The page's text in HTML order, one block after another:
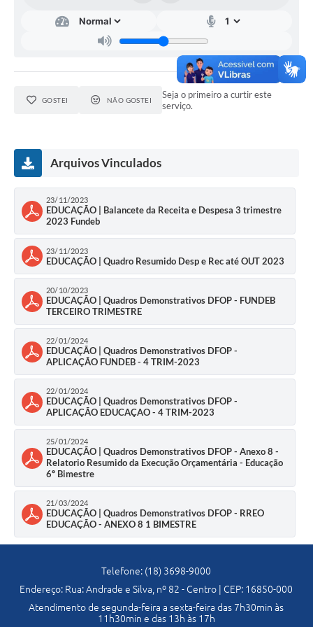
Carta de Serviços
Legislação
Pesquisa de Satisfação
Contratos
Previdência
Previdência Complementar
Audiência Pública
Cultura
Meio Ambiente
Turismo
GOSTEI NÃO GOSTEI
Seja o primeiro a curtir este
serviço.
Arquivos Vinculados
23/11/2023
EDUCAÇÃO | Balancete da Receita e Despesa 3 trimestre
2023 Fundeb
23/11/2023
EDUCAÇÃO | Quadro Resumido Desp e Rec até OUT 2023
20/10/2023
EDUCAÇÃO | Quadros Demonstrativos DFOP - FUNDEB
TERCEIRO TRIMESTRE
22/01/2024
EDUCAÇÃO | Quadros Demonstrativos DFOP -
APLICAÇÃO FUNDEB - 4 TRIM-2023
22/01/2024
EDUCAÇÃO | Quadros Demonstrativos DFOP -
APLICAÇÃO EDUCAÇAO - 4 TRIM-2023
25/01/2024
EDUCAÇÃO | Quadros Demonstrativos DFOP - Anexo 8 -
Relatorio Resumido da Execução Orçamentária - Educação
6º Bimestre
21/03/2024
EDUCAÇÃO | Quadros Demonstrativos DFOP - RREO
EDUCAÇÃO - ANEXO 8 1 BIMESTRE
Telefone: (18) 3698-9000
Endereço: Rua: Andrade e Silva, nº 82 - Centro | CEP: 16850-000
Atendimento de segunda-feira a sexta-feira das 7h30min às
11h30min e das 13h às 17h